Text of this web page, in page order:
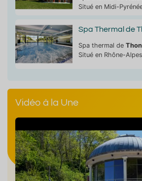
Situé en Midi-
Spa Thermal de
Spa thermal de
Situé en Rhône-Alpes
Vidéo à la Une